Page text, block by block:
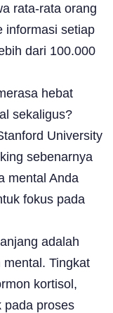
rata-rata orang
informasi setiap
dari 100.000
hebat
sekaligus?
University
sebenarnya
mental Anda
fokus pada
adalah
Tingkat
kortisol,
pada proses